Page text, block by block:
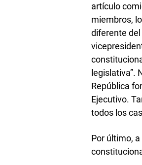
artículo
miembros,
diferente del
legislativa”.
República
Ejecutivo.
todos los
Por último,